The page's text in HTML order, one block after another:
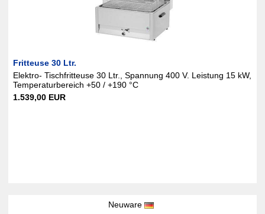
Fritteuse 30 Ltr.
Elektro- Tischfritteuse 30 Ltr., Spannung 400 V. Leistung 15 kW,
Temperaturbereich +50 / +190 °C
1.539,00 EUR
Neuware